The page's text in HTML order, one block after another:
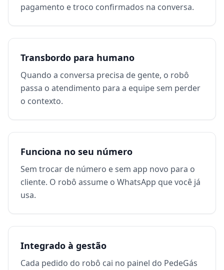
pagamento e troco confirmados na conversa.
Transbordo para humano
Quando a conversa precisa de gente, o robô
passa o atendimento para a equipe sem perder
o contexto.
Funciona no seu número
Sem trocar de número e sem app novo para o
cliente. O robô assume o WhatsApp que você já
usa.
Integrado à gestão
Cada pedido do robô cai no painel do PedeGás